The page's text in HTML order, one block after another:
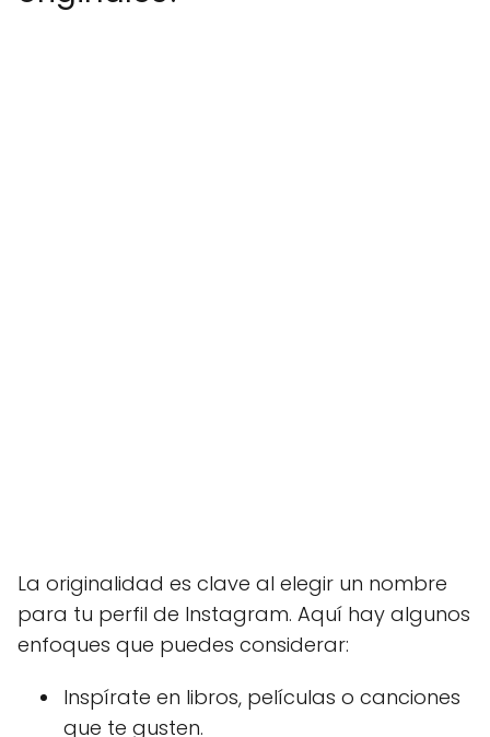
La originalidad es clave al elegir un nombre
para tu perfil de Instagram. Aquí hay algunos
enfoques que puedes considerar:
Inspírate en libros, películas o canciones
que te gusten.